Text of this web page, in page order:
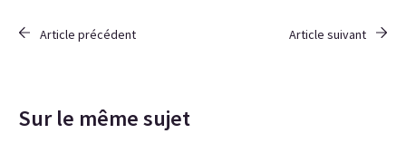
Article précédent Article suivant
Sur le même sujet